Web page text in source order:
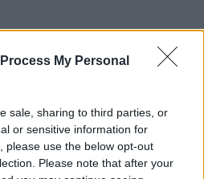
My Personal
sale, sharing to third parties, or
or sensitive information for
please use the below opt-out
Please note that after your